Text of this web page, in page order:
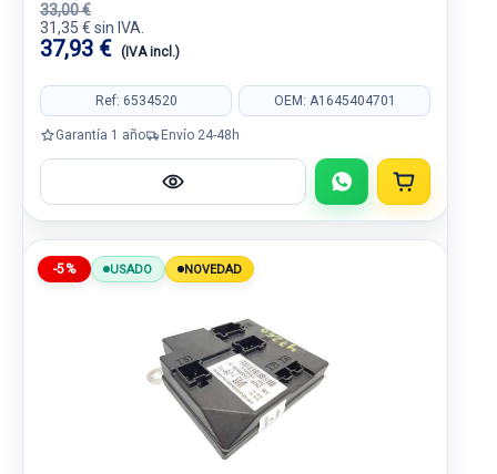
33,00 €
31,35 € sin IVA.
37,93 € (IVA incl.)
Ref: 6534520 OEM: A1645404701
Garantía 1 año Envío 24-48h
-5% USADO NOVEDAD